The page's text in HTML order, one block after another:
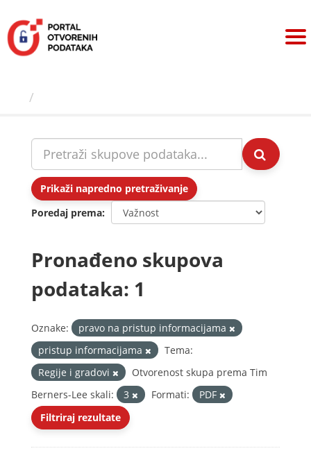
sadržaj
Prikaži napredno pretraživanje
Poredaj prema
Pronađeno skupova
podataka: 1
Oznake:
pravo na pristup informacijama
pristup informacijama
Tema:
Regije i gradovi
Otvorenost skupa prema Tim
Berners-Lee skali:
3 Formati:
PDF
Filtriraj rezultate